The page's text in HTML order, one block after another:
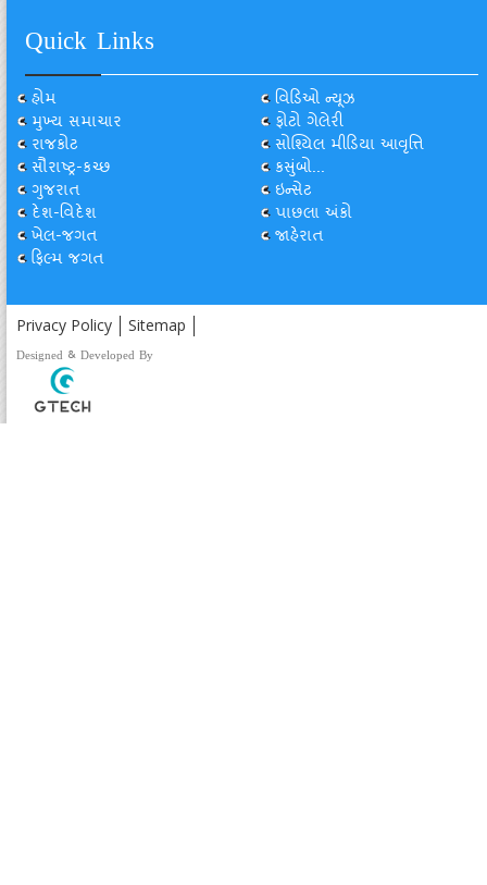
Quick Links
હોમ
મુખ્ય સમાચાર
રાજકોટ
સૌરાષ્ટ્ર-કચ્છ
ગુજરાત
દેશ-વિદેશ
ખેલ-જગત
ફિલ્મ જગત
વિડિઓ ન્યૂઝ
ફોટો ગેલેરી
સોશ્યિલ મીડિયા આવૃત્તિ
કસુંબો...
ઇન્સેટ
પાછલા અંકો
જાહેરાત
Privacy Policy Sitemap
Designed & Developed By